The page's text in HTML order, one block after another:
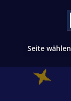
Seite wählen